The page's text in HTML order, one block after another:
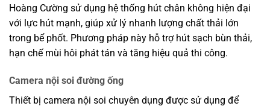
Hoàng Cường sử dụng hệ thống hút chân không hiện đại
với lực hút mạnh, giúp xử lý nhanh lượng chất thải lớn
trong bể phốt. Phương pháp này hỗ trợ hút sạch bùn thải,
hạn chế mùi hôi phát tán và tăng hiệu quả thi công.
Camera nội soi đường ống
Thiết bị camera nội soi chuyên dụng được sử dụng để